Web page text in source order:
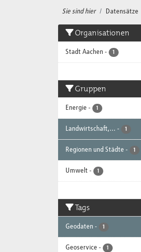
Sie sind hier Datensätze
Organisationen
Stadt Aachen - 1
Gruppen
Energie - 1
Landwirtschaft,... - 1
Regionen und Städte - 1
Umwelt - 1
Tags
Geodaten - 1
Geoservice - 1